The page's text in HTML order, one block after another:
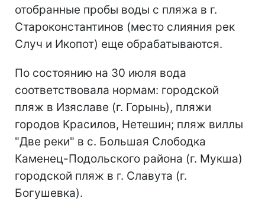
отобранные пробы воды с пляжа в г.
Староконстантинов (место слияния рек
Случ и Икопот) еще обрабатываются.
По состоянию на 30 июля вода
соответствовала нормам: городской
пляж в Изяславе (г. Горынь), пляжи
городов Красилов, Нетешин; пляж виллы
"Две реки" в с. Большая Слободка
Каменец-Подольского района (г. Мукша)
городской пляж в г. Славута (г.
Богушевка).